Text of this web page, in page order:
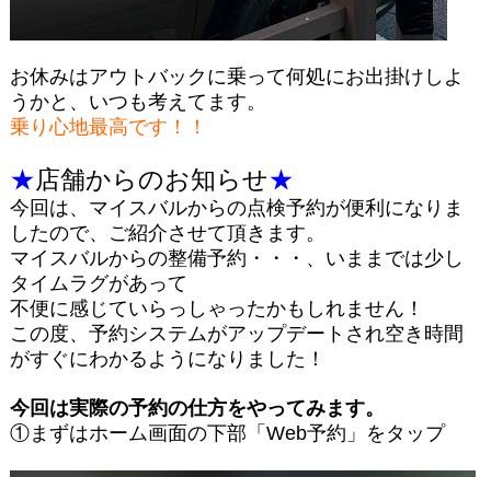
お休みはアウトバックに乗って何処にお出掛けしよ
うかと、いつも考えてます。
乗り心地最高です！！
★店舗からのお知らせ★
今回は、マイスバルからの点検予約が便利になりま
したので、ご紹介させて頂きます。
マイスバルからの整備予約・・・、いままでは少し
タイムラグがあって
不便に感じていらっしゃったかもしれません！
この度、予約システムがアップデートされ空き時間
がすぐにわかるようになりました！
今回は実際の予約の仕方をやってみます。
①まずはホーム画面の下部「Web予約」をタップ